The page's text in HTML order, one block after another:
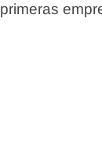
primeras